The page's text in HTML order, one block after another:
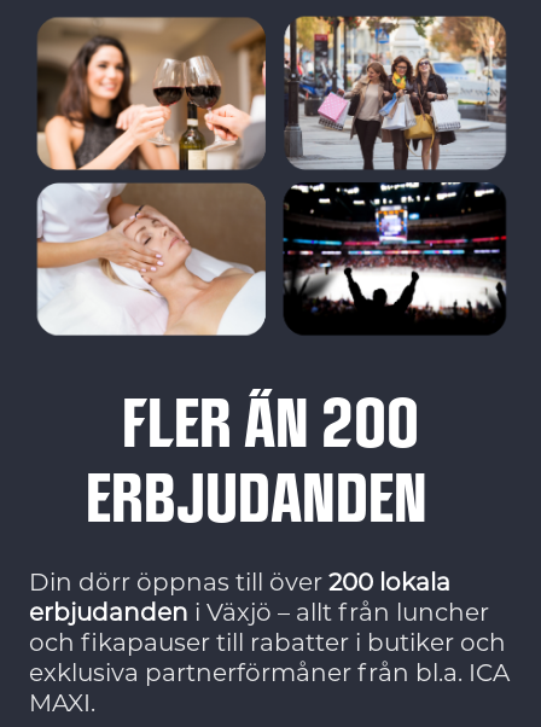
FLER ÄN 200
ERBJUDANDEN
Din dörr öppnas till över 200 lokala
erbjudanden i Växjö – allt från luncher
och fikapauser till rabatter i butiker och
exklusiva partnerförmåner från bl.a. ICA
MAXI.